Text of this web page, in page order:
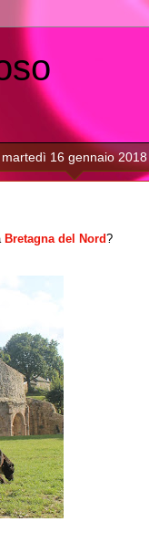
martedì 16 gennaio 2018
Bretagna del Nord?